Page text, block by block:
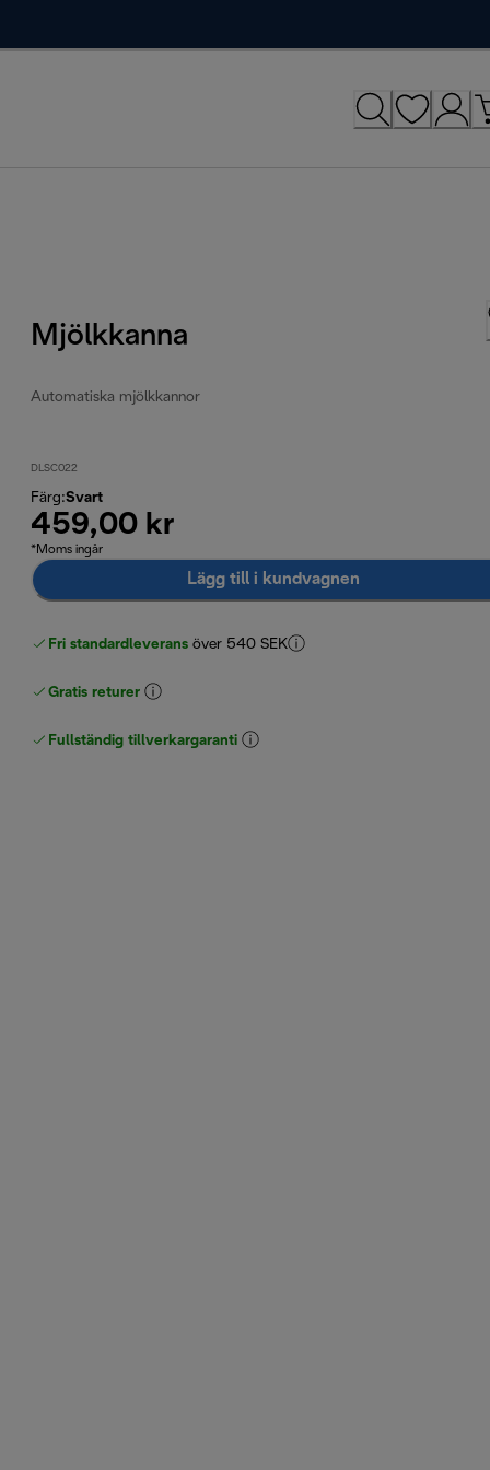
Mjölkkanna
Automatiska mjölkkannor
DLSC022
Färg:Svart
459,00 kr
*Moms ingår
Lägg till i kundvagnen
Fri standardleverans över 540 SEK
Gratis returer
Fullständig tillverkargaranti